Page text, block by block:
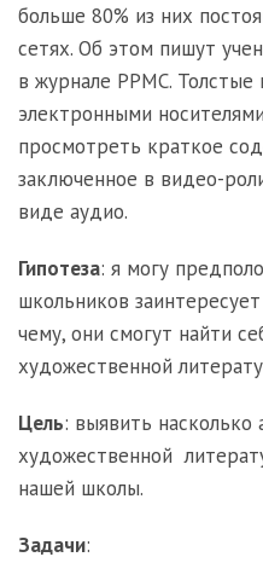
больше 80% из них
сетях. Об этом пишут
в журнале РРМС. Толстые
электронными
просмотреть краткое
заключенное в видео-
виде аудио.
Гипотеза: я могу
школьников
чему, они смогут найти
художественной
Цель: выявить насколько
художественной
нашей школы.
Задачи: